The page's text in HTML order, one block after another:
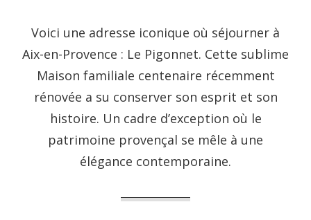
Voici une adresse iconique où séjourner à
Aix-en-Provence : Le Pigonnet. Cette sublime
Maison familiale centenaire récemment
rénovée a su conserver son esprit et son
histoire. Un cadre d’exception où le
patrimoine provençal se mêle à une
élégance contemporaine.